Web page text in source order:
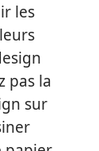
les
pas la
sur